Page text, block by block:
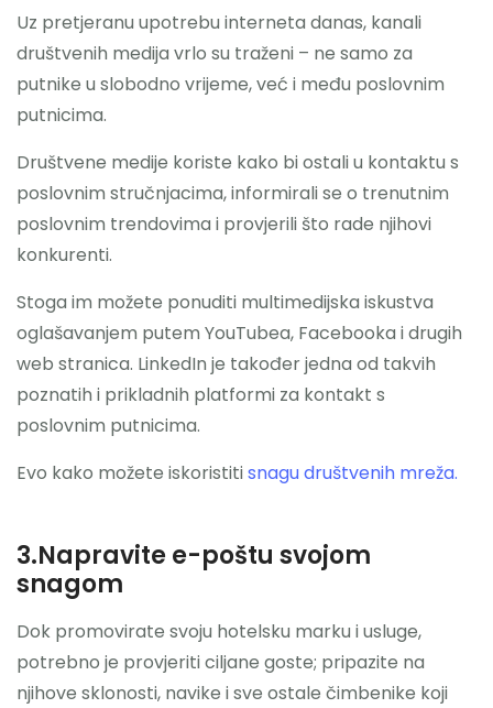
Uz pretjeranu upotrebu interneta danas, kanali
društvenih medija vrlo su traženi – ne samo za
putnike u slobodno vrijeme, već i među poslovnim
putnicima.
Društvene medije koriste kako bi ostali u kontaktu s
poslovnim stručnjacima, informirali se o trenutnim
poslovnim trendovima i provjerili što rade njihovi
konkurenti.
Stoga im možete ponuditi multimedijska iskustva
oglašavanjem putem YouTubea, Facebooka i drugih
web stranica. LinkedIn je također jedna od takvih
poznatih i prikladnih platformi za kontakt s
poslovnim putnicima.
Evo kako možete iskoristitisnagu društvenih mreža.
3.Napravite e-poštu svojom
snagom
Dok promovirate svoju hotelsku marku i usluge,
potrebno je provjeriti ciljane goste; pripazite na
njihove sklonosti, navike i sve ostale čimbenike koji